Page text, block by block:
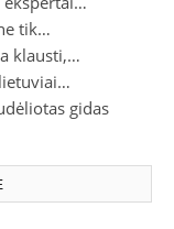
tik…
klausti,…
gidas